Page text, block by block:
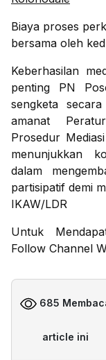
Biaya proses
bersama oleh
Keberhasilan
penting PN
sengketa
amanat
Prosedur
menunjukkan
dalam
partisipatif demi
IKAW/LDR
Untuk
Follow Channel
685
article ini